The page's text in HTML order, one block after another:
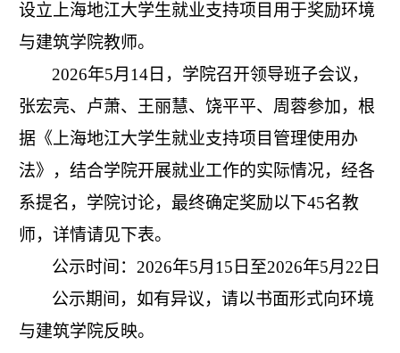
设立上海地江大学生就业支持项目用于奖励环境
与建筑学院教师。
2026年5月 14日，学院召开领导班子会议，
张宏亮、卢萧、王丽慧、饶平平、周蓉参加，根
据《上海地江大学生就业支持项目管理使用办
法》，结合学院开展就业工作的实际情况，经各
系提名，学院讨论，最终确定奖励以下45名教
师，详情请见下表。
公示时间：2026年5月15日至2026年5月22日
公示期间，如有异议，请以书面形式向环境
与建筑学院反映。